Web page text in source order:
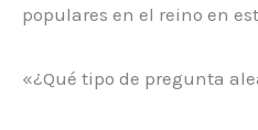
populares en el reino en
«¿Qué tipo de pregunta